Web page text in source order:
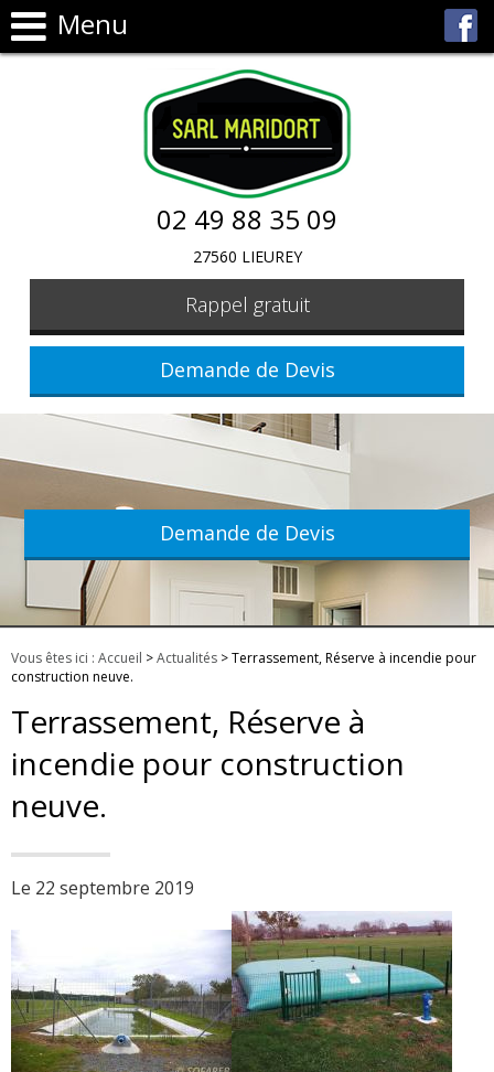
Menu
02 49 88 35 09
27560 LIEUREY
Rappel gratuit
Demande de Devis
Demande de Devis
Vous êtes ici : Accueil >Actualités > Terrassement, Réserve à incendie pour
construction neuve.
Terrassement, Réserve à
incendie pour construction
neuve.
Le 22 septembre 2019